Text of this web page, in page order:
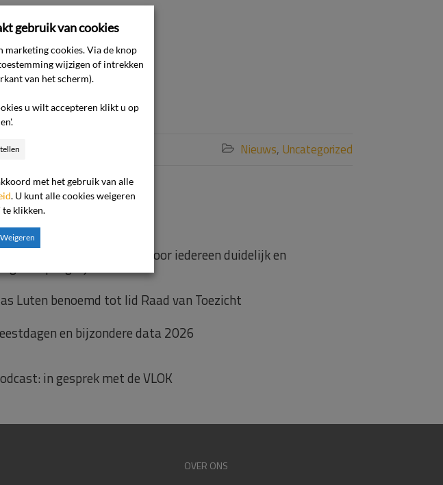
 Nieuws, Uncategorized
Toegang tot het recht moet voor iedereen duidelijk en
Luten benoemd tot lid Raad van Toezicht
en bijzondere data 2026
in gesprek met de VLOK
OVER ONS
gebruik van cookies
cookies. Via de knop
wijzigen of intrekken
van het scherm).
u wilt accepteren klikt u op
met het gebruik van alle
. U kunt alle cookies weigeren
te klikken.
Weigeren